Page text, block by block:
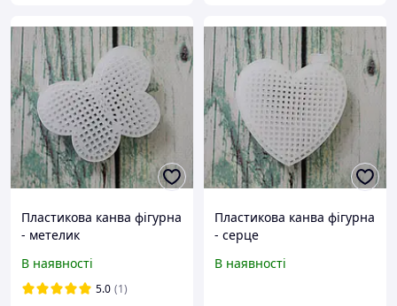
Пластикова канва фігурна
- метелик
В наявності
5.0 (1)
Пластикова канва фігурна
- серце
В наявності